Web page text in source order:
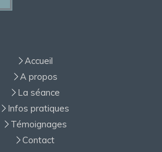
Accueil
A propos
La séance
Infos pratiques
Témoignages
Contact